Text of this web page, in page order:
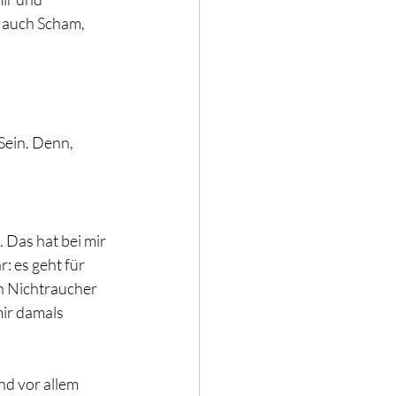
Scham,
Denn,
Das hat bei mir
es geht für
Nichtraucher
damals
vor allem